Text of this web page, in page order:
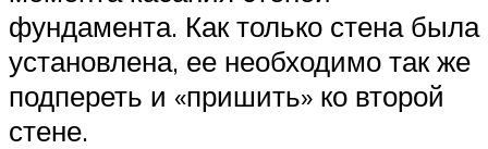
фундамента. Как только стена была
установлена, ее необходимо так же
подпереть и «пришить» ко второй
стене.